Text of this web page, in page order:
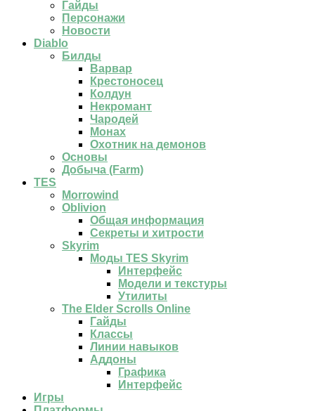
Гайды
Персонажи
Новости
Diablo
Билды
Варвар
Крестоносец
Колдун
Некромант
Чародей
Монах
Охотник на демонов
Основы
Добыча (Farm)
TES
Morrowind
Oblivion
Общая информация
Секреты и хитрости
Skyrim
Моды TES Skyrim
Интерфейс
Модели и текстуры
Утилиты
The Elder Scrolls Online
Гайды
Классы
Линии навыков
Аддоны
Графика
Интерфейс
Игры